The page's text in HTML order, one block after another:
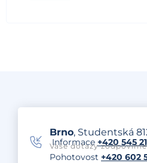
Brno, Studentská
Informace +420 545
Vaše dotazy
Pohotovost +420 602